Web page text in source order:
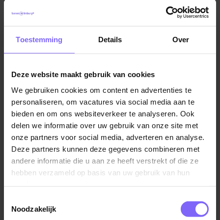
Toestemming Details Over
Deze website maakt gebruik van cookies
We gebruiken cookies om content en advertenties te
personaliseren, om vacatures via social media aan te
bieden en om ons websiteverkeer te analyseren. Ook
delen we informatie over uw gebruik van onze site met
onze partners voor social media, adverteren en analyse.
Deze partners kunnen deze gegevens combineren met
andere informatie die u aan ze heeft verstrekt of die ze
hebben verzameld op basis van uw gebruik van hun
Noodzakelijk
Vul hier je Skillsprofiel in
voor de ideale
vacaturematch!
Skillsprofiel